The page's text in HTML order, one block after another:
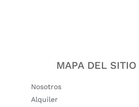
MAPA DEL SITIO
Nosotros
Alquiler